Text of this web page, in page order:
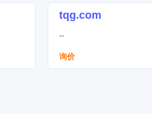
tqg.com
--
询价